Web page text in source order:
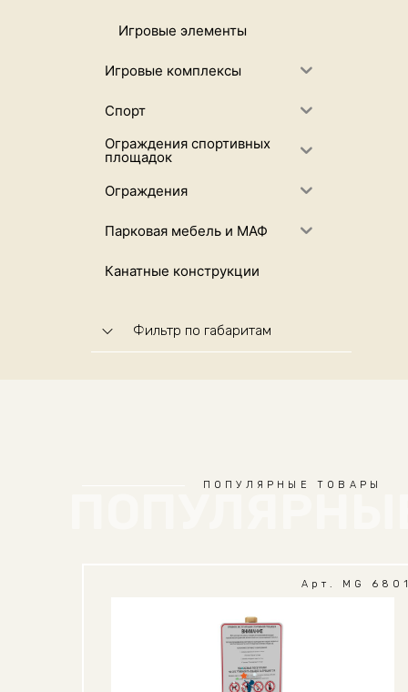
Игровые элементы
Игровые комплексы
Спорт
Ограждения спортивных
площадок
Ограждения
Парковая мебель и МАФ
Канатные конструкции
Фильтр по габаритам
ПОПУЛЯРНЫЕ ТОВАРЫ
Арт. MG 6801